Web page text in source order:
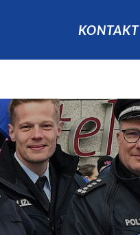
KONTAKT